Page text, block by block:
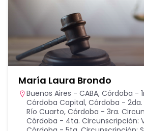
María Laura Brondo
Buenos Aires - CABA, Córdoba -
Córdoba Capital, Córdoba -
Río Cuarto, Córdoba - 3ra.
Córdoba - 4ta. Circunscripción: